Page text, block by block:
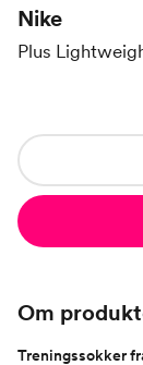
Nike
Plus
Om
Treningssokker